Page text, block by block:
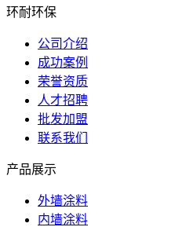
环耐环保
公司介绍
成功案例
荣誉资质
人才招聘
批发加盟
联系我们
产品展示
外墙涂料
内墙涂料